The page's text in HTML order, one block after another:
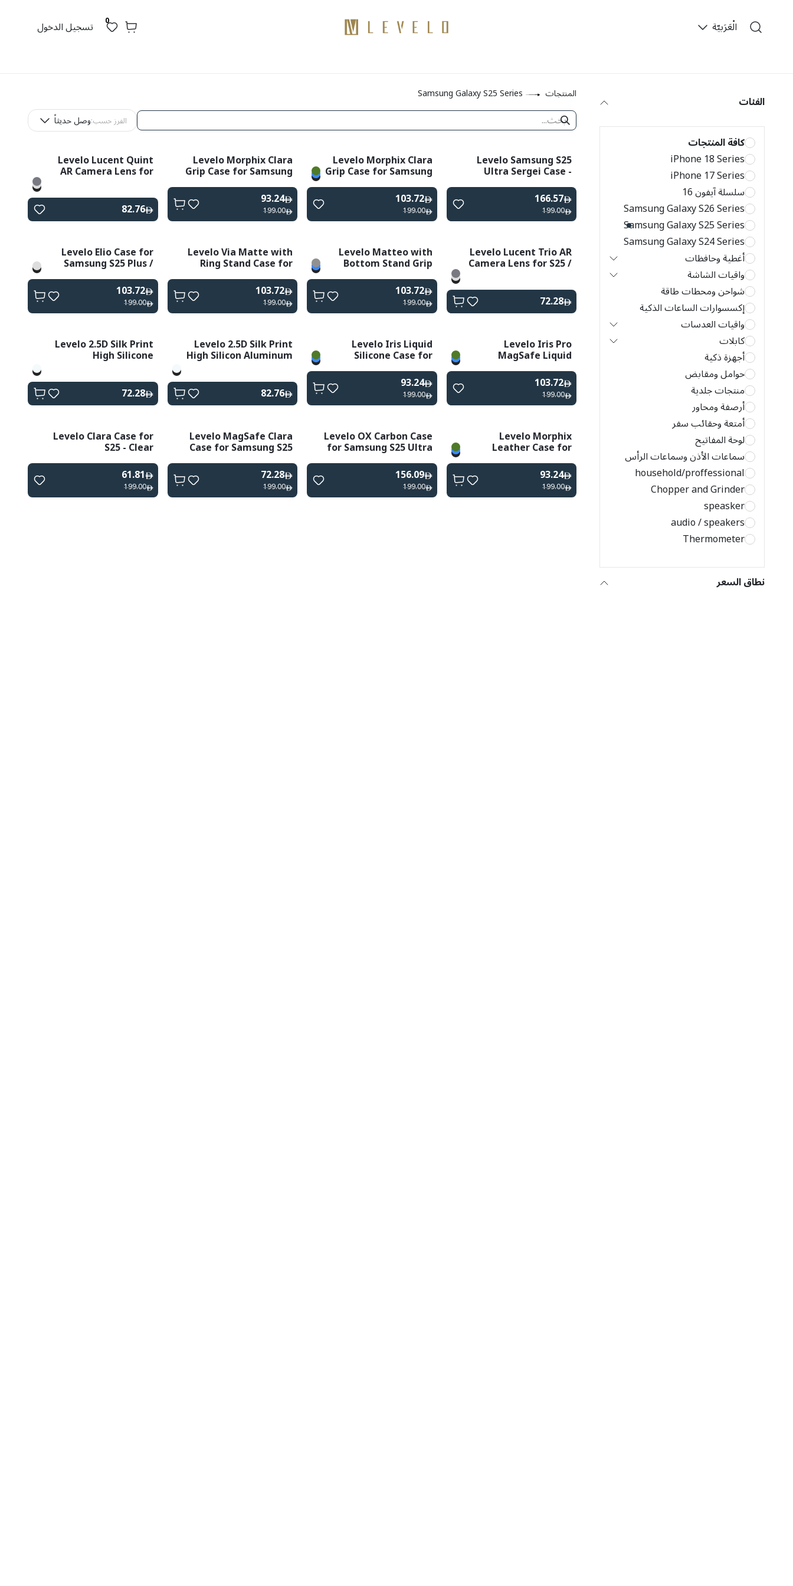
الْعَرَبيّة
0
تسجيل الدخول
الفئات
كافة المنتجات
iPhone 18 Series
iPhone 17 Series
سلسلة آيفون 16
Samsung Galaxy S26 Series
Samsung Galaxy S25 Series
Samsung Galaxy S24 Series
أغطية وحافظات
واقيات الشاشة
شواحن ومحطات طاقة
إكسسوارات الساعات الذكية
واقيات العدسات
كابلات
أجهزة ذكية
حوامل ومقابض
منتجات جلدية
أرصفة ومحاور
أمتعة وحقائب سفر
لوحة المفاتيح
سماعات الأذن وسماعات الرأس
household/proffessional
Chopper and Grinder
speasker
audio / speakers
Thermometer
نطاق السعر
المنتجات Samsung Galaxy S25 Series
الفرز حسب:وصل حديثاً
Levelo Samsung S25
Ultra Sergei Case -
Black
166.57
199.00
Levelo Morphix Clara
Grip Case for Samsung
S25 Ultra
103.72
199.00
Levelo Morphix Clara
Grip Case for Samsung
s25 Plus - Black
93.24
199.00
Levelo Lucent Quint
AR Camera Lens for
82.76
Levelo Lucent Trio AR
Camera Lens for S25 /
72.28
Levelo Matteo with
Bottom Stand Grip
Case for Samsung S25
Plus / Ultra
103.72
199.00
Levelo Via Matte with
Ring Stand Case for
Samsung S25 Ultra /
Plus - Black
103.72
199.00
Levelo Elio Case for
Samsung S25 Plus /
Ultra
103.72
199.00
Levelo Iris Pro
MagSafe Liquid
Silicone Case for S25
Ultra
103.72
199.00
Levelo Iris Liquid
Silicone Case for
Samsung S25 Plus /
Ultra
93.24
199.00
Levelo 2.5D Silk Print
High Silicon Aluminum
Protector for S25 Ultra
82.76
Levelo 2.5D Silk Print
High Silicone
Aluminum Glass for
Samsung S25 Series
72.28
Levelo Morphix
Leather Case for
Samsung S25 Ultra -
Black
93.24
199.00
Levelo OX Carbon Case
for Samsung S25 Ultra
- Black
156.09
199.00
Levelo MagSafe Clara
Case for Samsung S25
Ultra - Clear
72.28
199.00
Levelo Clara Case for
S25 - Clear
61.81
199.00